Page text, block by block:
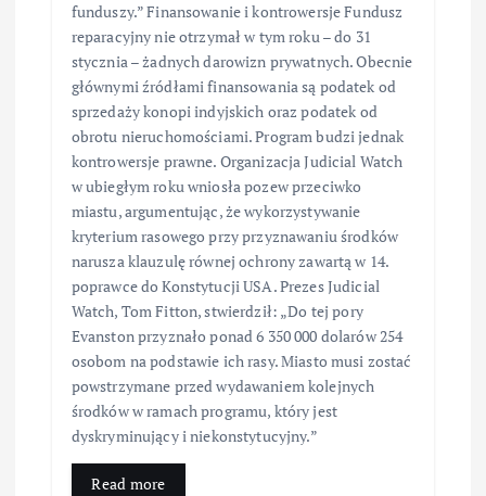
funduszy.” Finansowanie i kontrowersje Fundusz
reparacyjny nie otrzymał w tym roku – do 31
stycznia – żadnych darowizn prywatnych. Obecnie
głównymi źródłami finansowania są podatek od
sprzedaży konopi indyjskich oraz podatek od
obrotu nieruchomościami. Program budzi jednak
kontrowersje prawne. Organizacja Judicial Watch
w ubiegłym roku wniosła pozew przeciwko
miastu, argumentując, że wykorzystywanie
kryterium rasowego przy przyznawaniu środków
narusza klauzulę równej ochrony zawartą w 14.
poprawce do Konstytucji USA. Prezes Judicial
Watch, Tom Fitton, stwierdził: „Do tej pory
Evanston przyznało ponad 6 350 000 dolarów 254
osobom na podstawie ich rasy. Miasto musi zostać
powstrzymane przed wydawaniem kolejnych
środków w ramach programu, który jest
dyskryminujący i niekonstytucyjny.”
Read more